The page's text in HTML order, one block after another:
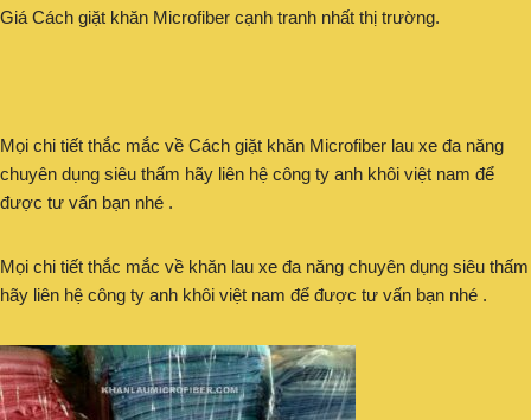
Giá Cách giặt khăn Microfiber cạnh tranh nhất thị trường.
Mọi chi tiết thắc mắc về Cách giặt khăn Microfiber lau xe đa năng
chuyên dụng siêu thấm hãy liên hệ công ty anh khôi việt nam để
được tư vấn bạn nhé .
Mọi chi tiết thắc mắc về khăn lau xe đa năng chuyên dụng siêu thấm
hãy liên hệ công ty anh khôi việt nam để được tư vấn bạn nhé .